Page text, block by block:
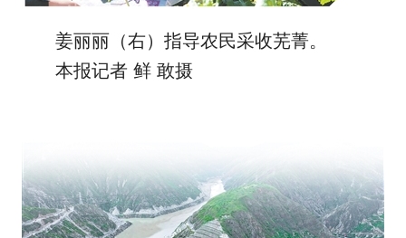
姜丽丽（右）指导农民采收芜菁。
本报记者 鲜 敢摄